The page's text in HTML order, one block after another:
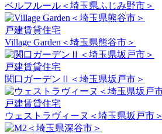
ベルフルール＜埼玉県ふじみ野市＞
戸建賃貸住宅
Village Garden＜埼玉県熊谷市＞
戸建賃貸住宅
関口ガーデンⅡ＜埼玉県坂戸市＞
戸建賃貸住宅
ウェストラヴィーヌ＜埼玉県坂戸市＞